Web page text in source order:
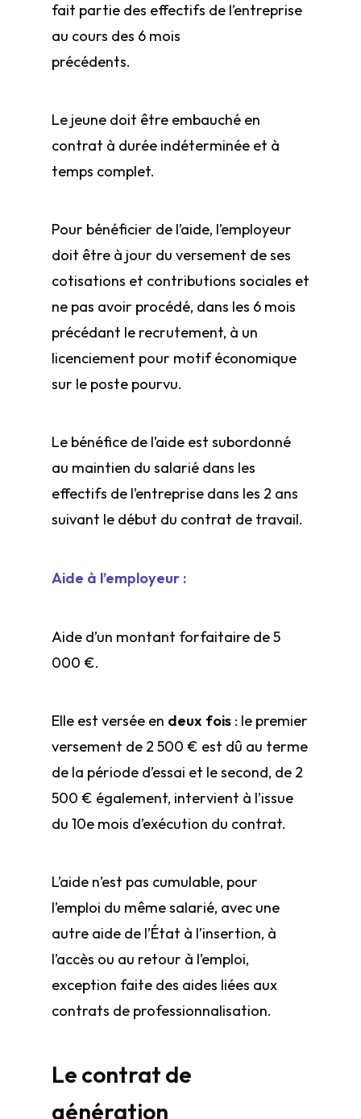
fait partie des effectifs de l’entreprise
au cours des 6 mois
précédents.
Le jeune doit être embauché en
contrat à durée indéterminée et à
temps complet.
Pour bénéficier de l’aide, l’employeur
doit être à jour du versement de ses
cotisations et contributions sociales et
ne pas avoir procédé, dans les 6 mois
précédant le recrutement, à un
licenciement pour motif économique
sur le poste pourvu.
Le bénéfice de l’aide est subordonné
au maintien du salarié dans les
effectifs de l’entreprise dans les 2 ans
suivant le début du contrat de travail.
Aide à l’employeur :
Aide d’un montant forfaitaire de 5
000 €.
Elle est versée en deux fois : le premier
versement de 2 500 € est dû au terme
de la période d’essai et le second, de 2
500 € également, intervient à l’issue
du 10e mois d’exécution du contrat.
L’aide n’est pas cumulable, pour
l’emploi du même salarié, avec une
autre aide de l’État à l’insertion, à
l’accès ou au retour à l’emploi,
exception faite des aides liées aux
contrats de professionnalisation.
Le contrat de
génération